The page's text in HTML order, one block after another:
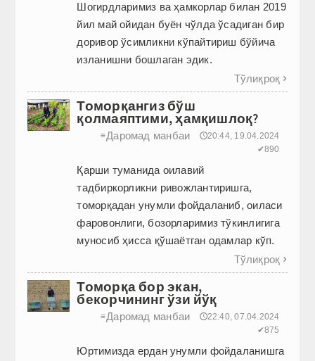
Шогирдларимиз ва ҳамкорлар билан 2019
йил май ойидан буён чўлда ўсадиган бир
доривор ўсимликни кўпайтириш бўйича
изланишни бошлаган эдик.
Тўлиқроқ 
Томорқангиз бўш
қолмаяптими, ҳамқишлоқ?
≡Даромад манбаи
🕔20:44, 19.04.2024
✔890
Қарши туманида оилавий
тадбиркорликни ривожлантиришга,
томорқадан унумли фойдаланиб, оиласи
фаровонлиги, бозорларимиз тўкинлигига
муносиб ҳисса қўшаётган одамлар кўп.
Тўлиқроқ 
Томорқа бор экан,
бекорчининг ўзи йўқ
≡Даромад манбаи
🕔22:40, 07.04.2024
✔875
Юртимизда ердан унумли фойдаланишга